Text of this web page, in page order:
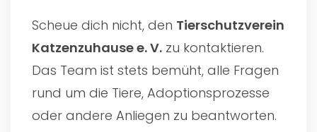
Scheue dich nicht, den Tierschutzverein
Katzenzuhause e. V. zu kontaktieren.
Das Team ist stets bemüht, alle Fragen
rund um die Tiere, Adoptionsprozesse
oder andere Anliegen zu beantworten.